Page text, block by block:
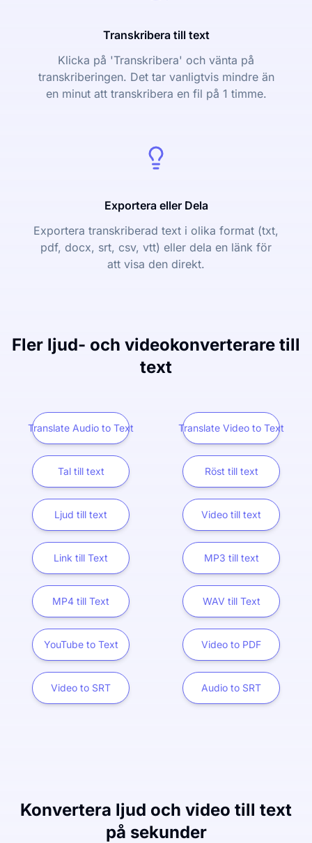
Transkribera till text
Klicka på 'Transkribera' och vänta på
transkriberingen. Det tar vanligtvis mindre än
en minut att transkribera en fil på 1 timme.
Exportera eller Dela
Exportera transkriberad text i olika format (txt,
pdf, docx, srt, csv, vtt) eller dela en länk för
att visa den direkt.
Fler ljud- och videokonverterare till
text
Translate Audio to Text Translate Video to Text
Tal till text Röst till text
Ljud till text Video till text
Link till Text MP3 till text
MP4 till Text WAV till Text
YouTube to Text Video to PDF
Video to SRT Audio to SRT
Konvertera ljud och video till text
på sekunder